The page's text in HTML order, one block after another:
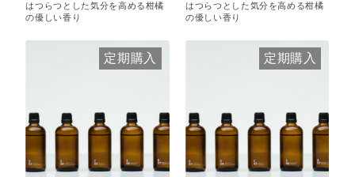
はつらつとした気分を高める柑橘
の優しい香り
はつらつとした気分を高める柑橘
の優しい香り
定期購入 定期購入